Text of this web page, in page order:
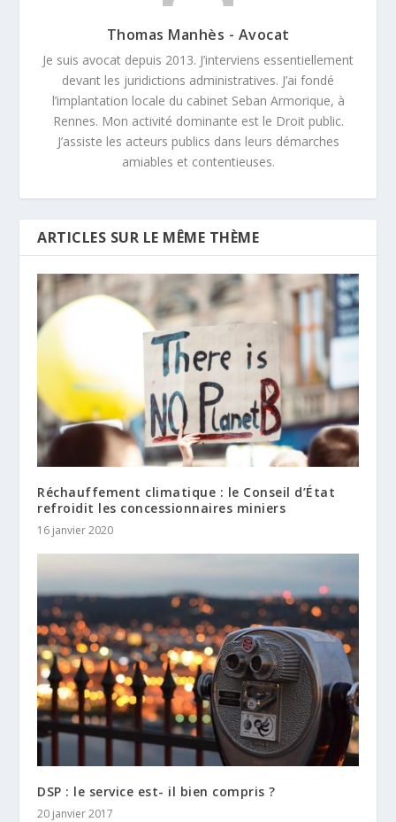
Thomas Manhès - Avocat
Je suis avocat depuis 2013. J’interviens essentiellement
devant les juridictions administratives. J’ai fondé
l’implantation locale du cabinet Seban Armorique, à
Rennes. Mon activité dominante est le Droit public.
J’assiste les acteurs publics dans leurs démarches
amiables et contentieuses.
ARTICLES SUR LE MÊME THÈME
Réchauffement climatique : le Conseil d’État
refroidit les concessionnaires miniers
16 janvier 2020
DSP : le service est- il bien compris ?
20 janvier 2017